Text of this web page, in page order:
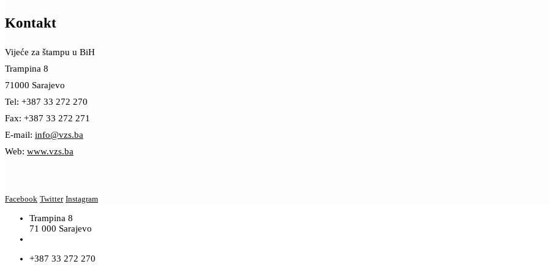
Kontakt
Vijeće za štampu u BiH
Trampina 8
71000 Sarajevo
Tel: +387 33 272 270
Fax: +387 33 272 271
E-mail: info@vzs.ba
Web: www.vzs.ba
Facebook Twitter Instagram
Trampina 8
71 000 Sarajevo
+387 33 272 270